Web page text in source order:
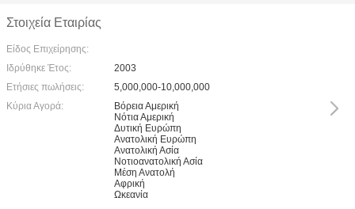
Στοιχεία Εταιρίας
Είδος Επιχείρησης:
Ιδρύθηκε Έτος:
2003
Ετήσιες πωλήσεις:
5,000,000-10,000,000
Κύρια Αγορά:
Βόρεια Αμερική
Νότια Αμερική
Δυτική Ευρώπη
Ανατολική Ευρώπη
Ανατολική Ασία
Νοτιοανατολική Ασία
Μέση Ανατολή
Αφρική
Ωκεανία